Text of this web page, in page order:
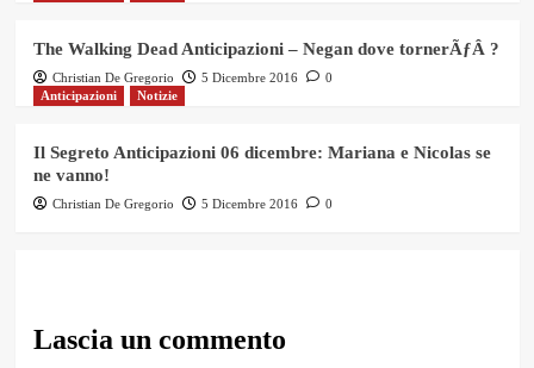
The Walking Dead Anticipazioni – Negan dove tornerÃƒÂ ?
Christian De Gregorio 5 Dicembre 2016
0
Anticipazioni
Notizie
Il Segreto Anticipazioni 06 dicembre: Mariana e Nicolas se
ne vanno!
Christian De Gregorio 5 Dicembre 2016 0
Lascia un commento